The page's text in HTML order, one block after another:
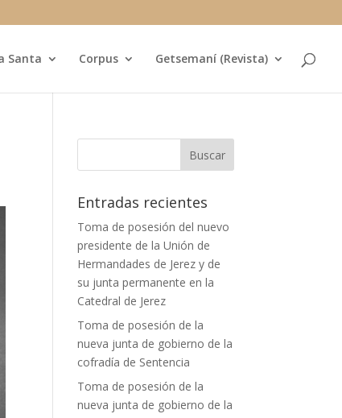
Santa Corpus Getsemaní (Revista)
Entradas recientes
Toma de posesión del nuevo
presidente de la Unión de
Hermandades de Jerez y de
su junta permanente en la
Catedral de Jerez
Toma de posesión de la
nueva junta de gobierno de la
cofradía de Sentencia
Toma de posesión de la
nueva junta de gobierno de la